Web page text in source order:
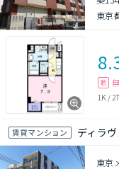
東京
敷
1K /
賃貸マンション ディラ
東京